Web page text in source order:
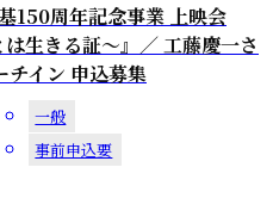
150周年記念事業 上映会
は生きる証～』／ 工藤慶一さ
チイン 申込募集
一般
事前申込要